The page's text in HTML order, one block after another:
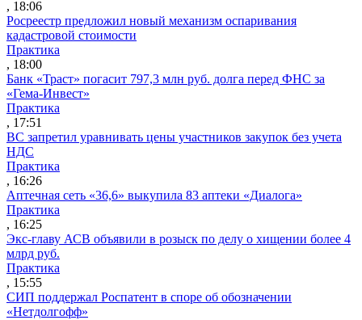
, 18:06
Росреестр предложил новый механизм оспаривания
кадастровой стоимости
Практика
, 18:00
Банк «Траст» погасит 797,3 млн руб. долга перед ФНС за
«Гема-Инвест»
Практика
, 17:51
ВС запретил уравнивать цены участников закупок без учета
НДС
Практика
, 16:26
Аптечная сеть «36,6» выкупила 83 аптеки «Диалога»
Практика
, 16:25
Экс-главу АСВ объявили в розыск по делу о хищении более 4
млрд руб.
Практика
, 15:55
СИП поддержал Роспатент в споре об обозначении
«Нетдолгофф»